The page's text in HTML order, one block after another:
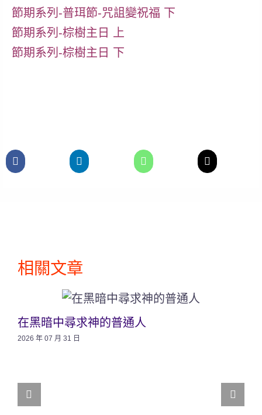
節期系列-普珥節-咒詛變祝福 下
節期系列-棕樹主日 上
節期系列-棕樹主日 下
相關文章
在黑暗中尋求神的普通人
2026 年 07 月 31 日